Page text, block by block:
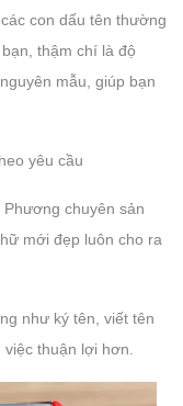
con dấu tên thường
thậm chí là độ
mẫu, giúp bạn
yêu cầu
chuyên sản
mới đẹp luôn cho ra
như ký tên, viết tên
thuận lợi hơn.